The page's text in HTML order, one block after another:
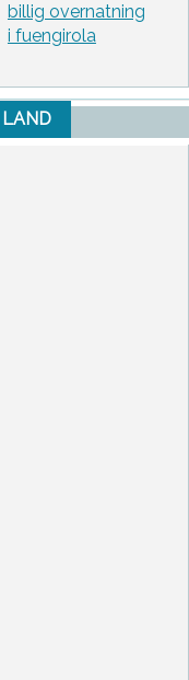
billig overnatning
i fuengirola
LAND